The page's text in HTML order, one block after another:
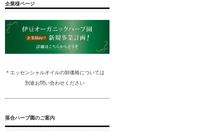
企業様ページ
＊エッセンシャルオイルの卸価格については
別途お問い合わせください
落合ハーブ園のご案内